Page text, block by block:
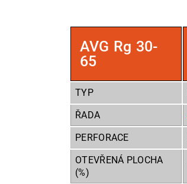
AVG Rg 30-
65
TYP
ŘADA
PERFORACE
OTEVŘENÁ PLOCHA
(%)